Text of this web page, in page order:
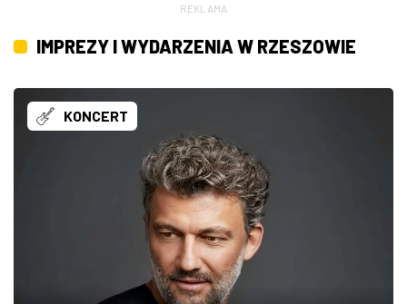
IMPREZY
ROZRYWKA
REKLAMA
IMPREZY I WYDARZENIA W RZESZOWIE
KONCERT